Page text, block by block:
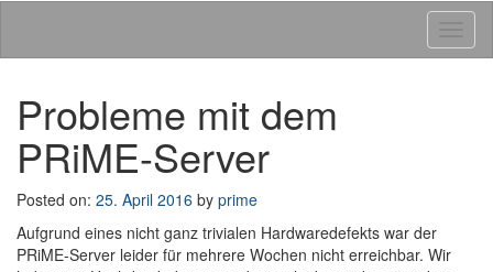
Probleme mit dem
PRiME-Server
Posted on: 25. April 2016 by prime
Aufgrund eines nicht ganz trivialen Hardwaredefekts war der
PRiME-Server leider für mehrere Wochen nicht erreichbar. Wir